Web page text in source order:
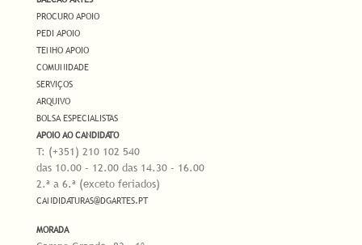
PROCURO APOIO
PEDI APOIO
TENHO APOIO
COMUNIDADE
SERVIÇOS
ARQUIVO
BOLSA ESPECIALISTAS
APOIO AO CANDIDATO
T: (+351) 210 102 540
das 10.00 - 12.00 das 14.30 - 16.00
2.ª a 6.ª (exceto feriados)
CANDIDATURAS@DGARTES.PT
MORADA